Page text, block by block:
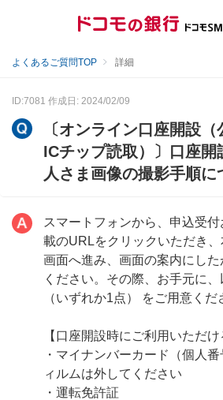
よくあるご質問TOP 詳細
ID:7081 作成日: 2024/02/09
〔オンライン口座開設（
ICチップ読取）〕口座開
人さま画像の撮影手順に
スマートフォンから、申込受
載のURLをクリックいただき
画面へ進み、画面の案内にし
ください。その際、お手元に
（いずれか1点） をご用意くだ
【口座開設時にご利用いただけ
・マイナンバーカード（個人
ィルムは外してください
・運転免許証